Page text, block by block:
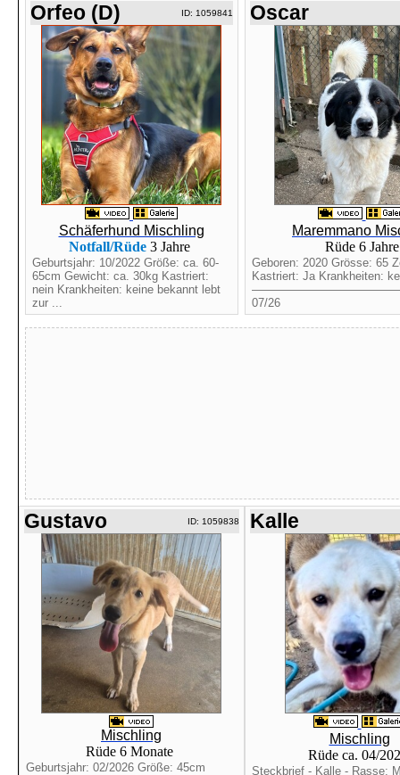
Orfeo (D) ID: 1059841
Schäferhund Mischling
Notfall/Rüde 3 Jahre
Geburtsjahr: 10/2022 Größe: ca. 60-
65cm Gewicht: ca. 30kg Kastriert:
nein Krankheiten: keine bekannt lebt
zur ...
Oscar
Maremmano
Rüde 6
Geboren: 2020 Grösse: 65
Kastriert: Ja Krankheiten:
07/26
Gustavo ID: 1059838
Mischling
Rüde 6 Monate
Geburtsjahr: 02/2026 Größe: 45cm
Kalle
Mischling
Rüde ca. 04/
Steckbrief - Kalle - Rasse: